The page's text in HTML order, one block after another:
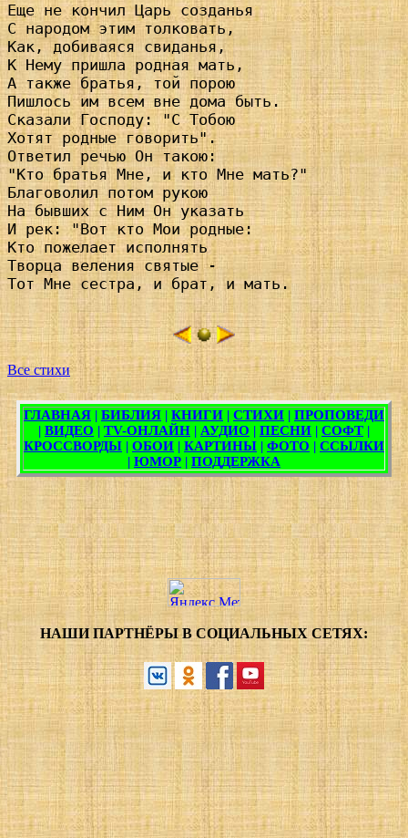
Еще не кончил Царь созданья
С народом этим толковать,
Как, добиваяся свиданья,
К Нему пришла родная мать,
А также братья, той порою
Пишлось им всем вне дома быть.
Сказали Господу: "С Тобою
Хотят родные говорить".
Ответил речью Он такою:
"Кто братья Мне, и кто Мне мать?"
Благоволил потом рукою
На бывших с Ним Он указать
И рек: "Вот кто Мои родные:
Кто пожелает исполнять
Творца веления святые -
Тот Мне сестра, и брат, и мать.
Все стихи